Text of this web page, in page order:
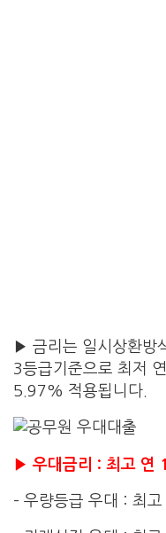
▶ 금리는 일시상환방
3등급기준으로 최저
5.97% 적용됩니다.
▶ 우대금리 : 최고 연
– 우량등급 우대 : 최